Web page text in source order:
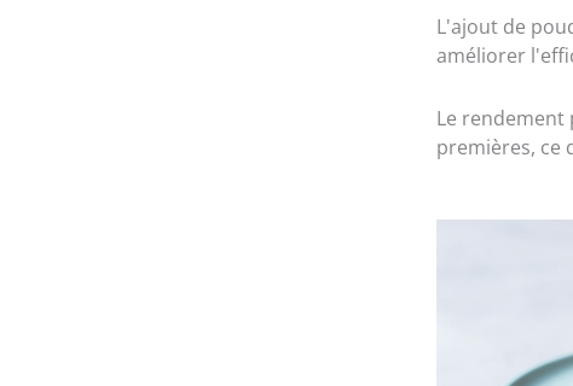
L'ajout de
améliorer
Le rendement
premières, ce